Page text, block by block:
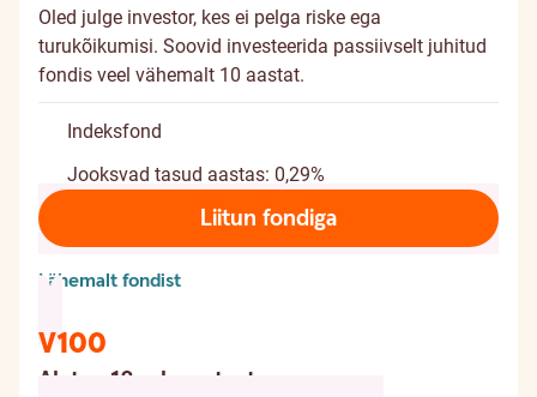
Oled julge investor, kes ei pelga riske ega
turukõikumisi. Soovid investeerida passiivselt juhitud
fondis veel vähemalt 10 aastat.
Indeksfond
Jooksvad tasud aastas: 0,29%
Liitun fondiga
Lähemalt fondist
V100
Alates 18. eluaastast